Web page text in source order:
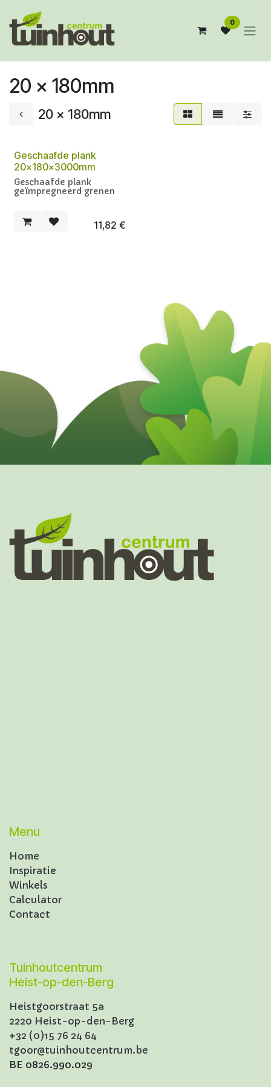
0
20 x 180mm
20 x 180mm
Geschaafde plank
20x180x3000mm
Geschaafde plank
geïmpregneerd grenen
11,82 €
Menu
Home
Inspiratie
Winkels
Calculator
Contact
Tuinhoutcentrum
Heist-op-den-Berg
Heistgoorstraat 5a
2220 Heist-op-den-Berg
+32 (0)15 76 24 64
tgoor@tuinhoutcentrum.be
BE 0826.990.029